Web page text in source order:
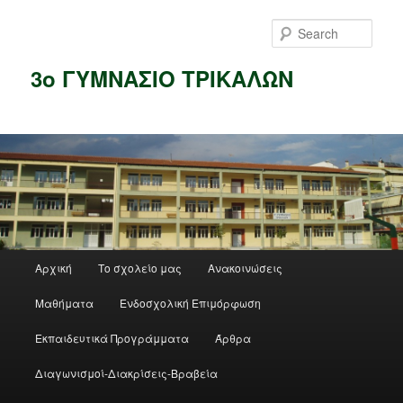
3ο ΓΥΜΝΑΣΙΟ ΤΡΙΚΑΛΩΝ
Αρχική Το σχολείο μας Ανακοινώσεις
Μαθήματα Ενδοσχολική Επιμόρφωση
Εκπαιδευτικά Προγράμματα Άρθρα
Διαγωνισμοί-Διακρίσεις-Βραβεία